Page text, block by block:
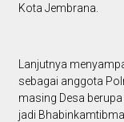
Kota Jembrana.
Lanjutnya
sebagai anggota
masing Desa
jadi